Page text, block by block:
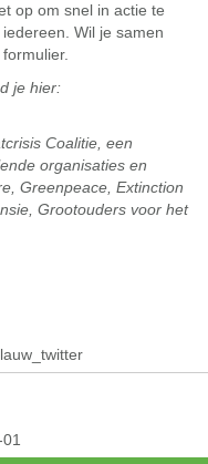
op om snel in actie te
Wil je samen
je hier:
Coalitie, een
organisaties en
Greenpeace, Extinction
Grootouders voor het